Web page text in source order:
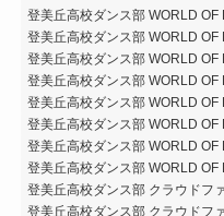
登美丘高校ダンス部 WORLD OF
登美丘高校ダンス部 WORLD OF
登美丘高校ダンス部 WORLD
登美丘高校ダンス部 WORLD
登美丘高校ダンス部 WORLD
登美丘高校ダンス部 WORLD
登美丘高校ダンス部 WORLD OF
登美丘高校ダンス部 WORLD
登美丘高校ダンス部 クラウドフ
登美丘高校ダンス部 クラウドフ